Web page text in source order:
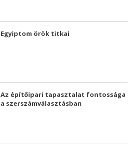
Egyiptom örök titkai
Az építőipari tapasztalat fontossága
a szerszámválasztásban